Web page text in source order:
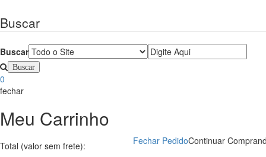
Buscar
Buscar
0
fechar
Meu Carrinho
Total (valor sem frete):
Fechar PedidoContinuar